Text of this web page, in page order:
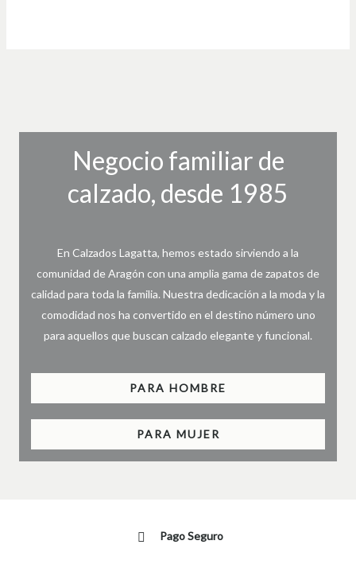
Negocio familiar de
calzado, desde 1985
En Calzados Lagatta, hemos estado sirviendo a la
comunidad de Aragón con una amplia gama de zapatos de
calidad para toda la familia. Nuestra dedicación a la moda y la
comodidad nos ha convertido en el destino número uno
para aquellos que buscan calzado elegante y funcional.
PARA HOMBRE
PARA MUJER
Pago Seguro